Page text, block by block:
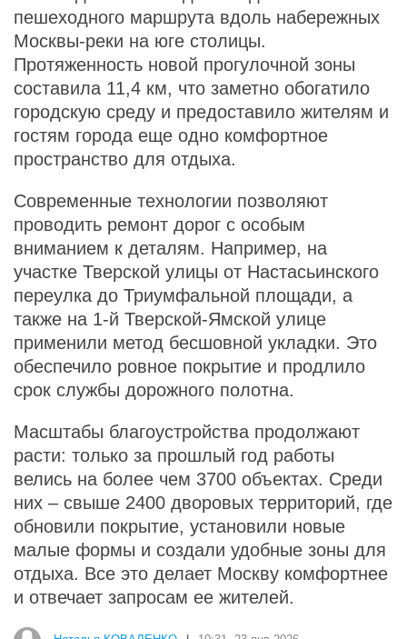
пешеходного маршрута вдоль набережных
Москвы‑реки на юге столицы.
Протяженность новой прогулочной зоны
составила 11,4 км, что заметно обогатило
городскую среду и предоставило жителям и
гостям города еще одно комфортное
пространство для отдыха.
Современные технологии позволяют
проводить ремонт дорог с особым
вниманием к деталям. Например, на
участке Тверской улицы от Настасьинского
переулка до Триумфальной площади, а
также на 1‑й Тверской‑Ямской улице
применили метод бесшовной укладки. Это
обеспечило ровное покрытие и продлило
срок службы дорожного полотна.
Масштабы благоустройства продолжают
расти: только за прошлый год работы
велись на более чем 3700 объектах. Среди
них – свыше 2400 дворовых территорий, где
обновили покрытие, установили новые
малые формы и создали удобные зоны для
отдыха. Все это делает Москву комфортнее
и отвечает запросам ее жителей.